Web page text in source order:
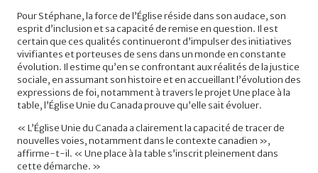
Pour Stéphane, la force de l’Église réside dans son audace, son
esprit d’inclusion et sa capacité de remise en question. Il est
certain que ces qualités continueront d’impulser des initiatives
vivifiantes et porteuses de sens dans un monde en constante
évolution. Il estime qu’en se confrontant aux réalités de la justice
sociale, en assumant son histoire et en accueillant l’évolution des
expressions de foi, notamment à travers le projet Une place à la
table, l’Église Unie du Canada prouve qu’elle sait évoluer.
« L’Église Unie du Canada a clairement la capacité de tracer de
nouvelles voies, notamment dans le contexte canadien »,
affirme-t-il. « Une place à la table s’inscrit pleinement dans
cette démarche. »